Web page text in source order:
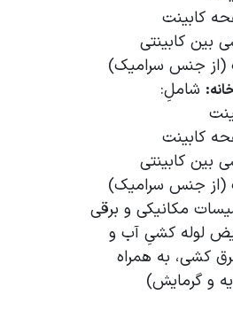
کابینت
بین کابینتی
جنس سرامیک)
شاملِ:
کابینت
بین کابینتی
جنس سرامیک)
مکانیکی و برقی
لوله کشیِ آب و
کشی، به همراه
و گرمایش)